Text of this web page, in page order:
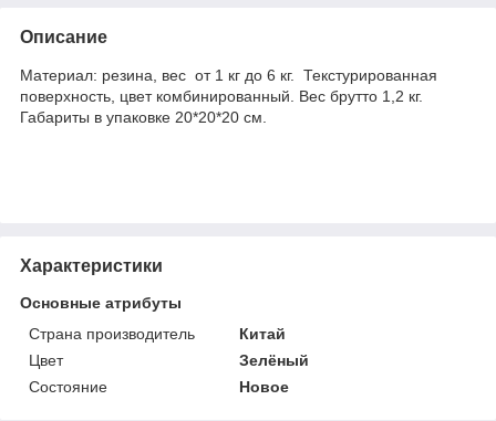
Описание
Материал: резина, вес от 1 кг до 6 кг. Текстурированная
поверхность, цвет комбинированный. Вес брутто 1,2 кг.
Габариты в упаковке 20*20*20 см.
Характеристики
Основные атрибуты
Страна производитель
Китай
Цвет
Зелёный
Состояние
Новое